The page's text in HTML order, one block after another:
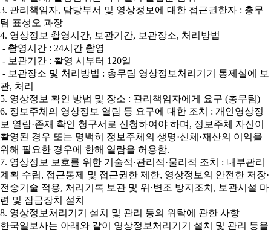
3. 관리책임자, 담당부서 및 영상정보에 대한 접근권한자 : 총무
팀 표성오 과장
4. 영상정보 촬영시간, 보관기간, 보관장소, 처리방법
- 촬영시간 : 24시간 촬영
- 보관기간 : 촬영 시부터 120일
- 보관장소 및 처리방법 : 총무팀 영상정보처리기기 통제실에 보
관, 처리
5. 영상정보 확인 방법 및 장소 : 관리책임자에게 요구 (총무팀)
6. 정보주체의 영상정보 열람 등 요구에 대한 조치 : 개인영상정
보 열람·존재 확인 청구서로 신청하여야 하며, 정보주체 자신이
촬영된 경우 또는 명백히 정보주체의 생명·신체·재산의 이익을
위해 필요한 경우에 한해 열람을 허용함.
7. 영상정보 보호를 위한 기술적·관리적·물리적 조치 : 내부관리
계획 수립, 접근통제 및 접근권한 제한, 영상정보의 안전한 저장·
전송기술 적용, 처리기록 보관 및 위·변조 방지조치, 보관시설 마
련 및 잠금장치 설치
8. 영상정보처리기기 설치 및 관리 등의 위탁에 관한 사항
한국일보사는 아래와 같이 영상정보처리기기 설치 및 관리 등을